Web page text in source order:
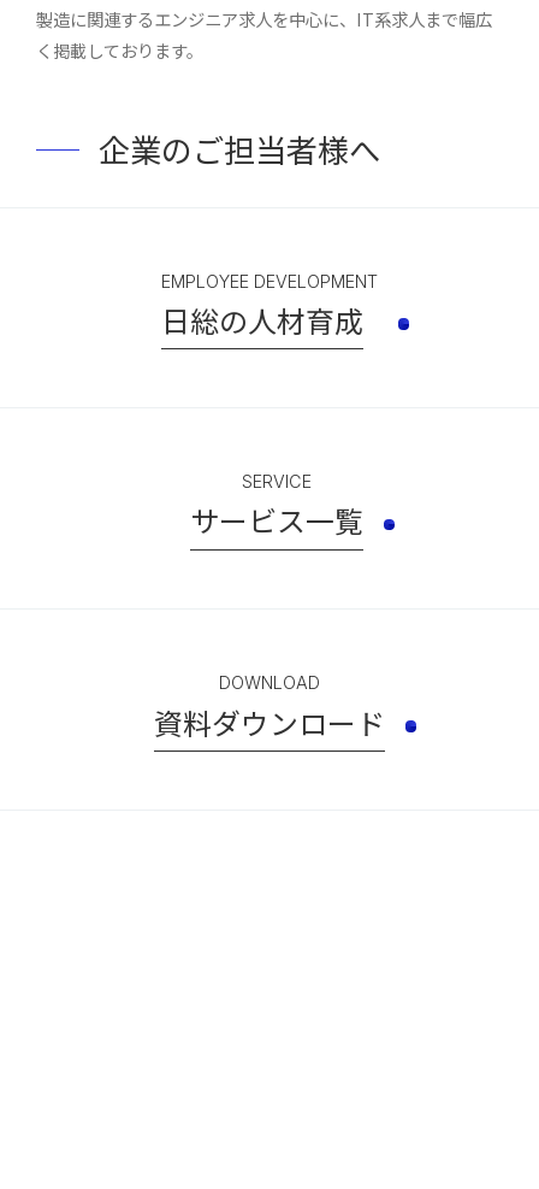
製造に関連するエンジニア求人を中心に、IT系求人まで幅広
く掲載しております。
企業のご担当者様へ
EMPLOYEE DEVELOPMENT
日総の人材育成
SERVICE
サービス一覧
DOWNLOAD
資料ダウンロード